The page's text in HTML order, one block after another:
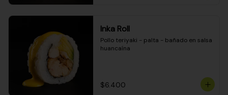
Inka Roll
Pollo teriyaki - palta - bañado en salsa
huancaína
$6.400